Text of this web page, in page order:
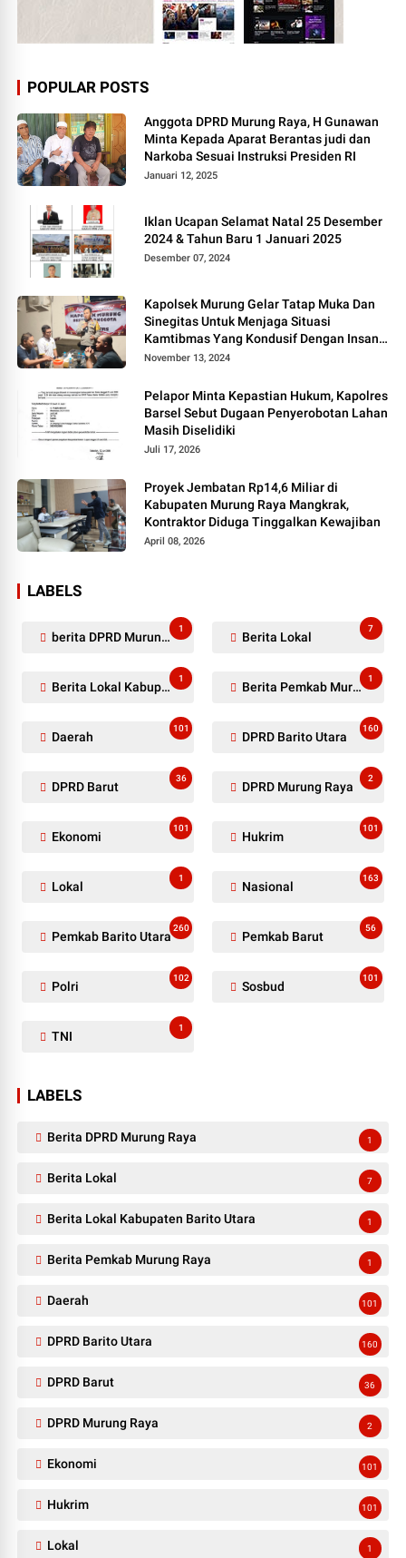
POPULAR POSTS
Anggota DPRD Murung Raya, H Gunawan
Minta Kepada Aparat Berantas judi dan
Narkoba Sesuai Instruksi Presiden RI
Januari 12, 2025
Iklan Ucapan Selamat Natal 25 Desember
2024 & Tahun Baru 1 Januari 2025
Desember 07, 2024
Kapolsek Murung Gelar Tatap Muka Dan
Sinegitas Untuk Menjaga Situasi
Kamtibmas Yang Kondusif Dengan Insan
Pers
November 13, 2024
Pelapor Minta Kepastian Hukum, Kapolres
Barsel Sebut Dugaan Penyerobotan Lahan
Masih Diselidiki
Juli 17, 2026
Proyek Jembatan Rp14,6 Miliar di
Kabupaten Murung Raya Mangkrak,
Kontraktor Diduga Tinggalkan Kewajiban
April 08, 2026
LABELS
berita DPRD Murung Raya
1
Berita Lokal
7
Berita Lokal Kabupaten Barito Utara
1
Berita Pemkab Murung Raya
1
Daerah
101
DPRD Barito Utara
160
DPRD Barut
36
DPRD Murung Raya
2
Ekonomi
101
Hukrim
101
Lokal
1
Nasional
163
Pemkab Barito Utara
260
Pemkab Barut
56
Polri
102
Sosbud
101
TNI
1
LABELS
Berita DPRD Murung Raya 1
Berita Lokal 7
Berita Lokal Kabupaten Barito Utara 1
Berita Pemkab Murung Raya 1
Daerah 101
DPRD Barito Utara 160
DPRD Barut 36
DPRD Murung Raya 2
Ekonomi 101
Hukrim 101
Lokal 1